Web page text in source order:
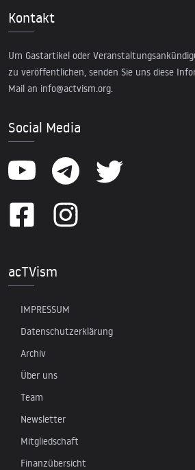
Kontakt
Um Gastartikel oder
zu veröffentlichen, senden Sie uns diese
Mail an info@actvism.org.
Social Media
acTVism
IMPRESSUM
Datenschutzerklärung
Archiv
Über uns
Team
Newsletter
Mitgliedschaft
Finanzübersicht